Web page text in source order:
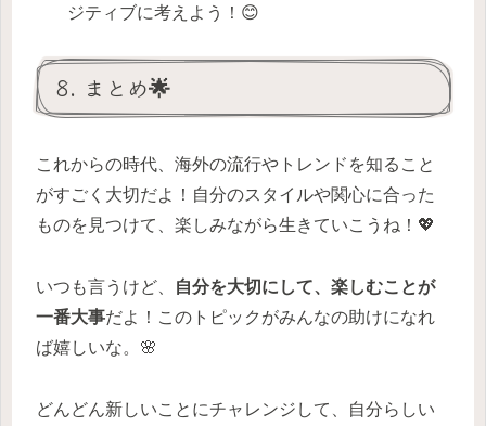
ジティブに考えよう！😊
8. まとめ🌟
これからの時代、海外の流行やトレンドを知ること
がすごく大切だよ！自分のスタイルや関心に合った
ものを見つけて、楽しみながら生きていこうね！💖
いつも言うけど、
自分を大切にして、楽しむことが
一番大事だよ！このトピックがみんなの助けになれ
ば嬉しいな。🌸
どんどん新しいことにチャレンジして、自分らしい